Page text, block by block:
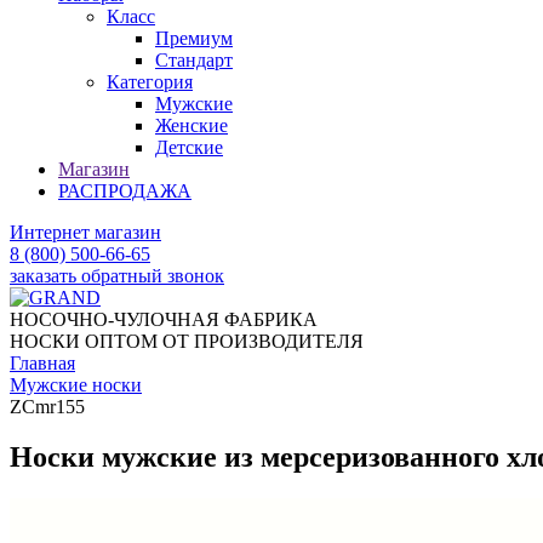
Класс
Премиум
Стандарт
Категория
Мужские
Женские
Детские
Магазин
РАСПРОДАЖА
Интернет магазин
8 (800) 500-66-65
заказать обратный звонок
НОСОЧНО-ЧУЛОЧНАЯ ФАБРИКА
НОСКИ ОПТОМ ОТ ПРОИЗВОДИТЕЛЯ
Главная
Мужские носки
ZCmr155
Носки мужские из мерсеризованного